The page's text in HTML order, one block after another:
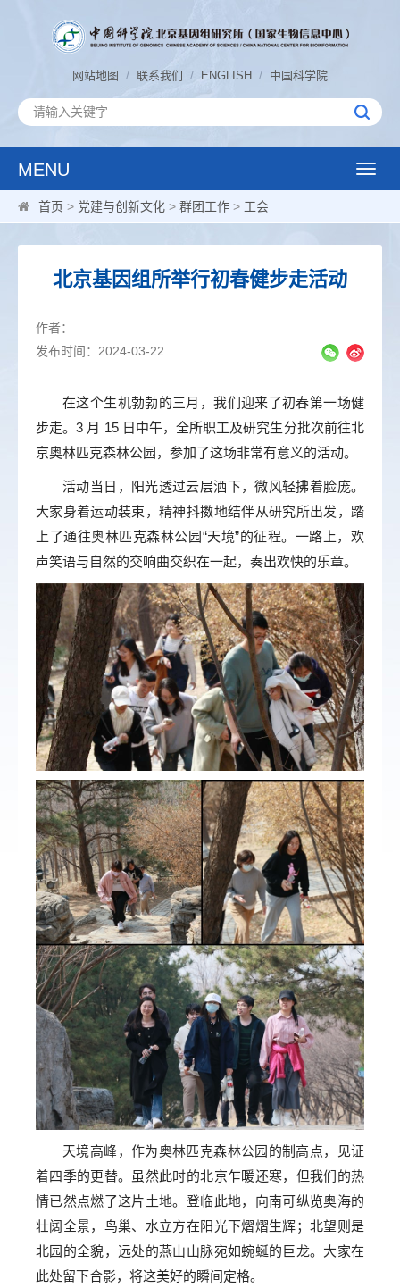
网站地图 / 联系我们 / ENGLISH / 中国科学院
MENU
Toggle
首页 > 党建与创新文化 > 群团工作 > 工会
北京基因组所举行初春健步走活动
作者：
发布时间：2024-03-22
在这个生机勃勃的三月，我们迎来了初春第一场健
步走。3 月 15 日中午，全所职工及研究生分批次前往北
京奥林匹克森林公园，参加了这场非常有意义的活动。
活动当日，阳光透过云层洒下，微风轻拂着脸庞。
大家身着运动装束，精神抖擞地结伴从研究所出发，踏
上了通往奥林匹克森林公园“天境”的征程。一路上，欢
声笑语与自然的交响曲交织在一起，奏出欢快的乐章。
天境高峰，作为奥林匹克森林公园的制高点，见证
着四季的更替。虽然此时的北京乍暖还寒，但我们的热
情已然点燃了这片土地。登临此地，向南可纵览奥海的
壮阔全景，鸟巢、水立方在阳光下熠熠生辉；北望则是
北园的全貌，远处的燕山山脉宛如蜿蜒的巨龙。大家在
此处留下合影，将这美好的瞬间定格。